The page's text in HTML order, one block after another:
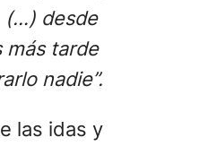
(…) desde
más tarde
nadie”.
las idas y